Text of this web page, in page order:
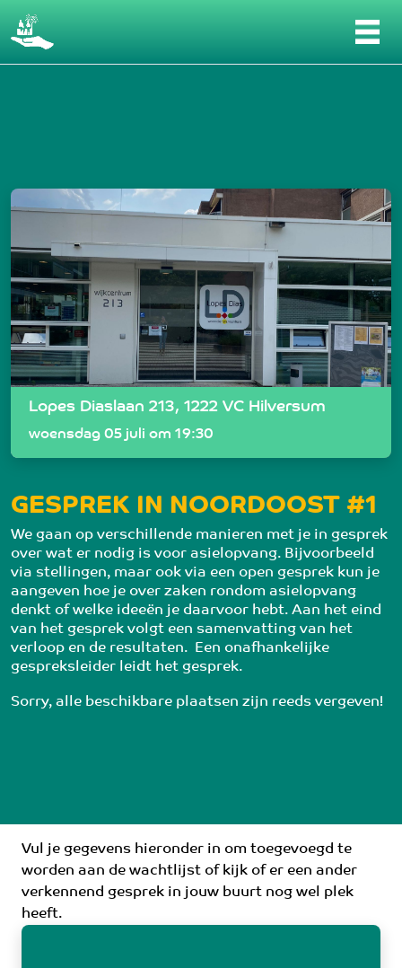
Lopes Diaslaan 213, 1222 VC Hilversum
woensdag 05 juli om 19:30
GESPREK IN NOORDOOST #1
We gaan op verschillende manieren met je in gesprek
over wat er nodig is voor asielopvang. Bijvoorbeeld
via stellingen, maar ook via een open gesprek kun je
aangeven hoe je over zaken rondom asielopvang
denkt of welke ideeën je daarvoor hebt. Aan het eind
van het gesprek volgt een samenvatting van het
verloop en de resultaten.  Een onafhankelijke
gespreksleider leidt het gesprek.
Sorry, alle beschikbare plaatsen zijn reeds vergeven!
Vul je gegevens hieronder in om toegevoegd te
worden aan de wachtlijst of kijk of er een ander
verkennend gesprek in jouw buurt nog wel plek
heeft.